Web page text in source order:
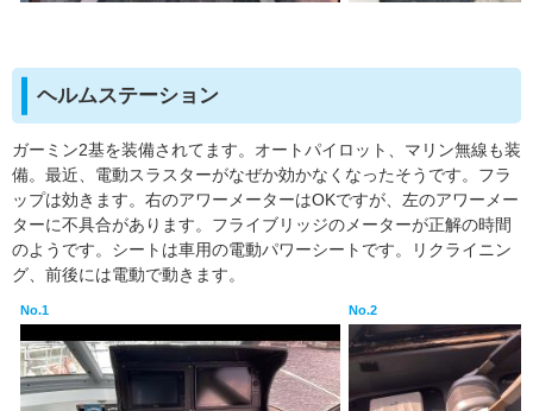
ヘルムステーション
ガーミン2基を装備されてます。オートパイロット、マリン無線も装
備。最近、電動スラスターがなぜか効かなくなったそうです。フラ
ップは効きます。右のアワーメーターはOKですが、左のアワーメー
ターに不具合があります。フライブリッジのメーターが正解の時間
のようです。シートは車用の電動パワーシートです。リクライニン
グ、前後には電動で動きます。
No.1 No.2